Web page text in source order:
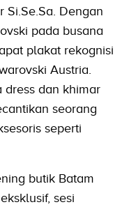
Si.Se.Sa. Dengan
pada busana
plakat rekognisi
Austria.
dress dan khimar
seorang
seperti
butik Batam
sesi